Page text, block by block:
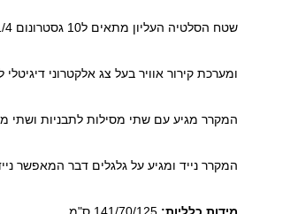
שטח הסלטיה העליון מתאים ל10 גסטרונום 1/4.
ומערכת קירור אוויר בעל צג אלקטרוני
המקרר מגיע עם שתי מסילות לתבניות ושתי
המקרר נייד ומגיע על גלגלים דבר המאפשר